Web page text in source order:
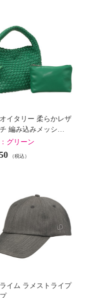
イタリー 柔らかレザ
編み込みメッシ…
グリーン
（税込）
イム ラメストライプ